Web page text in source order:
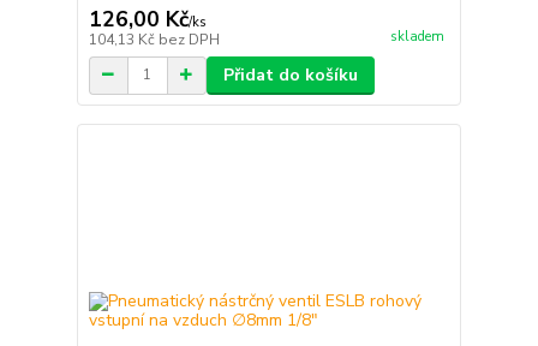
126,00 Kč/ks
104,13 Kč bez DPH skladem
Přidat do košíku